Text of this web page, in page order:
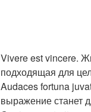
Vivere est vincere.
подходящая для
Audaces fortuna
выражение станет